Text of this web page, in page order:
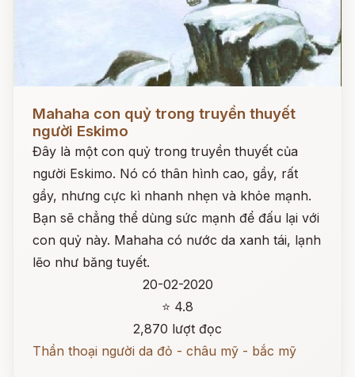
Mahaha con quỷ trong truyền thuyết
người Eskimo
Đây là một con quỷ trong truyền thuyết của
người Eskimo. Nó có thân hình cao, gầy, rất
gầy, nhưng cực kì nhanh nhẹn và khỏe mạnh.
Bạn sẽ chẳng thể dùng sức mạnh để đấu lại với
con quỷ này. Mahaha có nước da xanh tái, lạnh
lẽo như băng tuyết.
20-02-2020
⭐ 4.8
2,870 lượt đọc
Thần thoại người da đỏ - châu mỹ - bắc mỹ